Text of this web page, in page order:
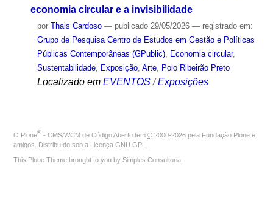
economia circular e a invisibilidade
por Thais Cardoso — publicado29/05/2026 — registrado em:
Grupo de Pesquisa Centro de Estudos em Gestão e Políticas
Públicas Contemporâneas (GPublic), Economia circular,
Sustentabilidade, Exposição, Arte, Polo Ribeirão Preto
Localizado em EVENTOS /Exposições
O Plone® - CMS/WCM de Código Aberto tem © 2000-2026 pela Fundação Plone e
amigos. Distribuído sob a Licença GNU GPL
This Plone Theme brought to you by Simples Consultoria